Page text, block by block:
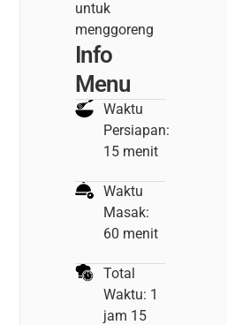
untuk
menggoreng
Info
Menu
Waktu
Persiapan:
15 menit
Waktu
Masak:
60 menit
Total
Waktu: 1
jam 15